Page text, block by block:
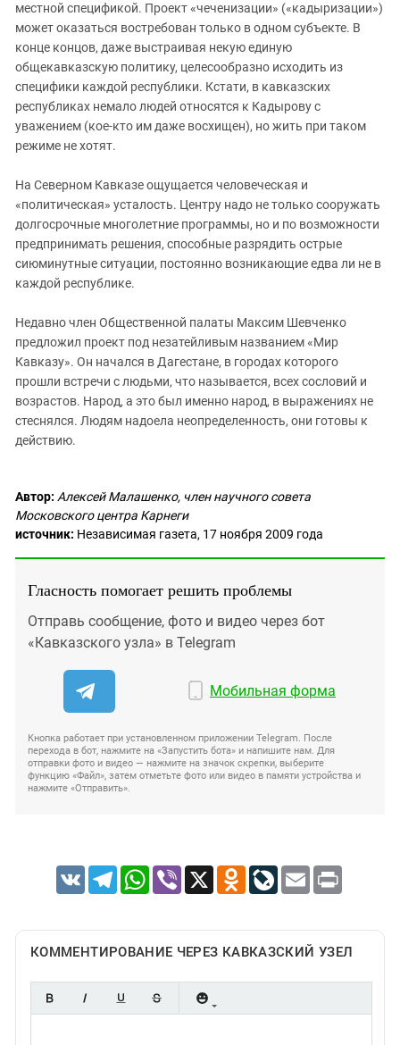
местной спецификой. Проект «чеченизации» («кадыризации»)
может оказаться востребован только в одном субъекте. В
конце концов, даже выстраивая некую единую
общекавказскую политику, целесообразно исходить из
специфики каждой республики. Кстати, в кавказских
республиках немало людей относятся к Кадырову с
уважением (кое-кто им даже восхищен), но жить при таком
режиме не хотят.
На Северном Кавказе ощущается человеческая и
«политическая» усталость. Центру надо не только сооружать
долгосрочные многолетние программы, но и по возможности
предпринимать решения, способные разрядить острые
сиюминутные ситуации, постоянно возникающие едва ли не в
каждой республике.
Недавно член Общественной палаты Максим Шевченко
предложил проект под незатейливым названием «Мир
Кавказу». Он начался в Дагестане, в городах которого
прошли встречи с людьми, что называется, всех сословий и
возрастов. Народ, а это был именно народ, в выражениях не
стеснялся. Людям надоела неопределенность, они готовы к
действию.
Автор: Алексей Малашенко, член научного совета
Московского центра Карнеги
источник: Независимая газета, 17 ноября 2009 года
Гласность помогает решить проблемы
Отправь сообщение, фото и видео через бот
«Кавказского узла» в Telegram
Мобильная форма
Кнопка работает при установленном приложении Telegram. После
перехода в бот, нажмите на «Запустить бота» и напишите нам. Для
отправки фото и видео — нажмите на значок скрепки, выберите
функцию «Файл», затем отметьте фото или видео в памяти устройства и
нажмите «Отправить».
VK TelegramWhatsApp
Viber X Odnoklassniki
LiveJournal
Email Print
КОММЕНТИРОВАНИЕ ЧЕРЕЗ КАВКАЗСКИЙ УЗЕЛ